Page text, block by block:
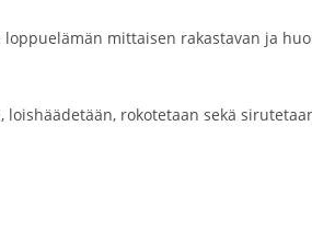
mittaisen rakastavan ja
rokotetaan sekä